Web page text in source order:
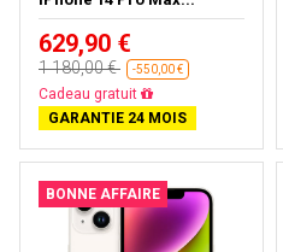
629,90 €
1 180,00 € -550,00 €
Cadeau gratuit
GARANTIE 24 MOIS
BONNE AFFAIRE